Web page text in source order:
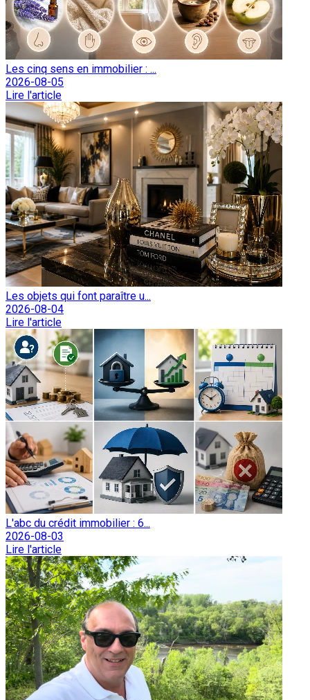
Les cinq sens en immobilier : ...
2026-08-05
Lire l'article
Les objets qui font paraître u...
2026-08-04
Lire l'article
L'abc du crédit immobilier : 6...
2026-08-03
Lire l'article